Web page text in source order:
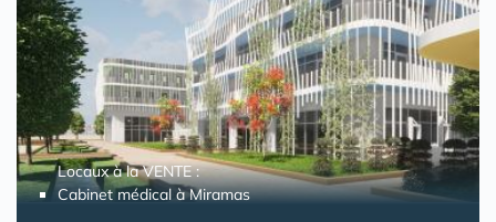
Locaux à la VENTE :
Cabinet médical à Miramas